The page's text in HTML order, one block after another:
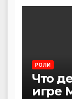
РОЛИ
Что
игре